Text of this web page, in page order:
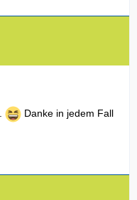
Danke in jedem Fall